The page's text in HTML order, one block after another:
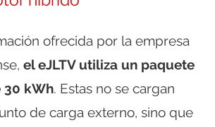
ofrecida por la empresa
el eJLTV utiliza un paquete
30 kWh. Estas no se cargan
de carga externo, sino que